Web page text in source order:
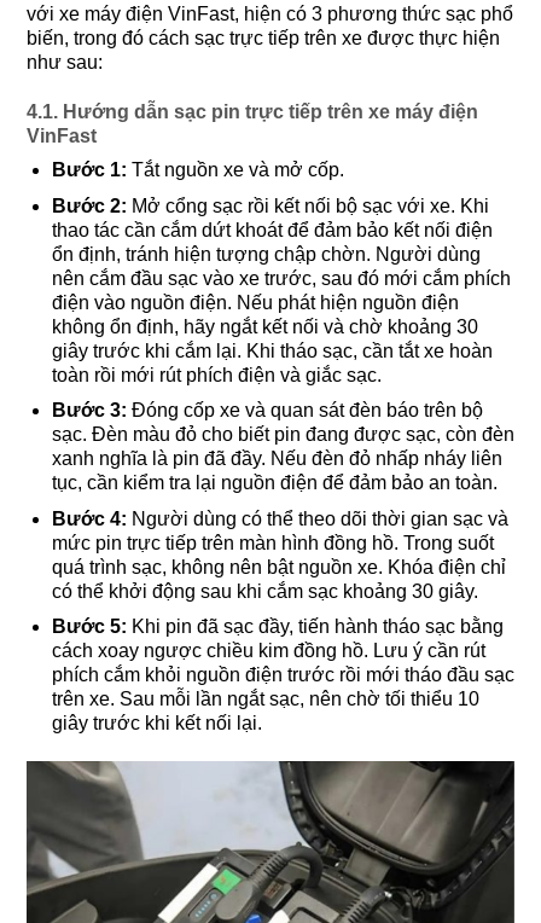
với xe máy điện VinFast, hiện có 3 phương thức sạc phổ
biến, trong đó cách sạc trực tiếp trên xe được thực hiện
như sau:
4.1. Hướng dẫn sạc pin trực tiếp trên xe máy điện
VinFast
Bước 1: Tắt nguồn xe và mở cốp.
Bước 2: Mở cổng sạc rồi kết nối bộ sạc với xe. Khi
thao tác cần cắm dứt khoát để đảm bảo kết nối điện
ổn định, tránh hiện tượng chập chờn. Người dùng
nên cắm đầu sạc vào xe trước, sau đó mới cắm phích
điện vào nguồn điện. Nếu phát hiện nguồn điện
không ổn định, hãy ngắt kết nối và chờ khoảng 30
giây trước khi cắm lại. Khi tháo sạc, cần tắt xe hoàn
toàn rồi mới rút phích điện và giắc sạc.
Bước 3: Đóng cốp xe và quan sát đèn báo trên bộ
sạc. Đèn màu đỏ cho biết pin đang được sạc, còn đèn
xanh nghĩa là pin đã đầy. Nếu đèn đỏ nhấp nháy liên
tục, cần kiểm tra lại nguồn điện để đảm bảo an toàn.
Bước 4: Người dùng có thể theo dõi thời gian sạc và
mức pin trực tiếp trên màn hình đồng hồ. Trong suốt
quá trình sạc, không nên bật nguồn xe. Khóa điện chỉ
có thể khởi động sau khi cắm sạc khoảng 30 giây.
Bước 5: Khi pin đã sạc đầy, tiến hành tháo sạc bằng
cách xoay ngược chiều kim đồng hồ. Lưu ý cần rút
phích cắm khỏi nguồn điện trước rồi mới tháo đầu sạc
trên xe. Sau mỗi lần ngắt sạc, nên chờ tối thiểu 10
giây trước khi kết nối lại.